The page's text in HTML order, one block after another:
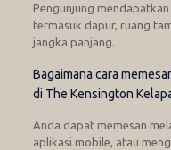
Pengunjung
termasuk dapur, ruang
jangka panjang.
Bagaimana cara
di The Kensington
Anda dapat memesan
aplikasi mobile, atau